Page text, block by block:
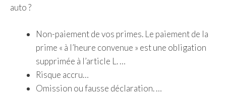
auto ?
Non-paiement de vos primes. Le paiement de la
prime « à l’heure convenue » est une obligation
supprimée à l’article L. …
Risque accru…
Omission ou fausse déclaration. …